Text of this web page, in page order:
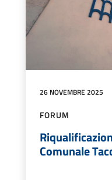
26 NOVEMBRE 2025
FORUM
Comunale